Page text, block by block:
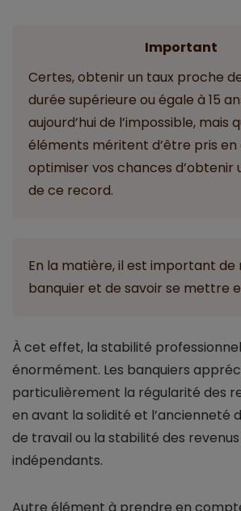
Important
Certes, obtenir un taux proche
durée supérieure ou égale à 15
aujourd’hui de l’impossible, mais
éléments méritent d’être pris
optimiser vos chances d’obtenir
de ce record.
En la matière, il est important de
banquier et de savoir se mettre
À cet effet, la stabilité
énormément. Les banquiers
particulièrement la régularité des
en avant la solidité et l’ancienneté
de travail ou la stabilité des
indépendants.